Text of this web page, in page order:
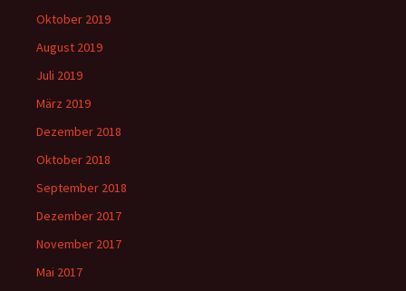
Oktober 2019
August 2019
Juli 2019
März 2019
Dezember 2018
Oktober 2018
September 2018
Dezember 2017
November 2017
Mai 2017